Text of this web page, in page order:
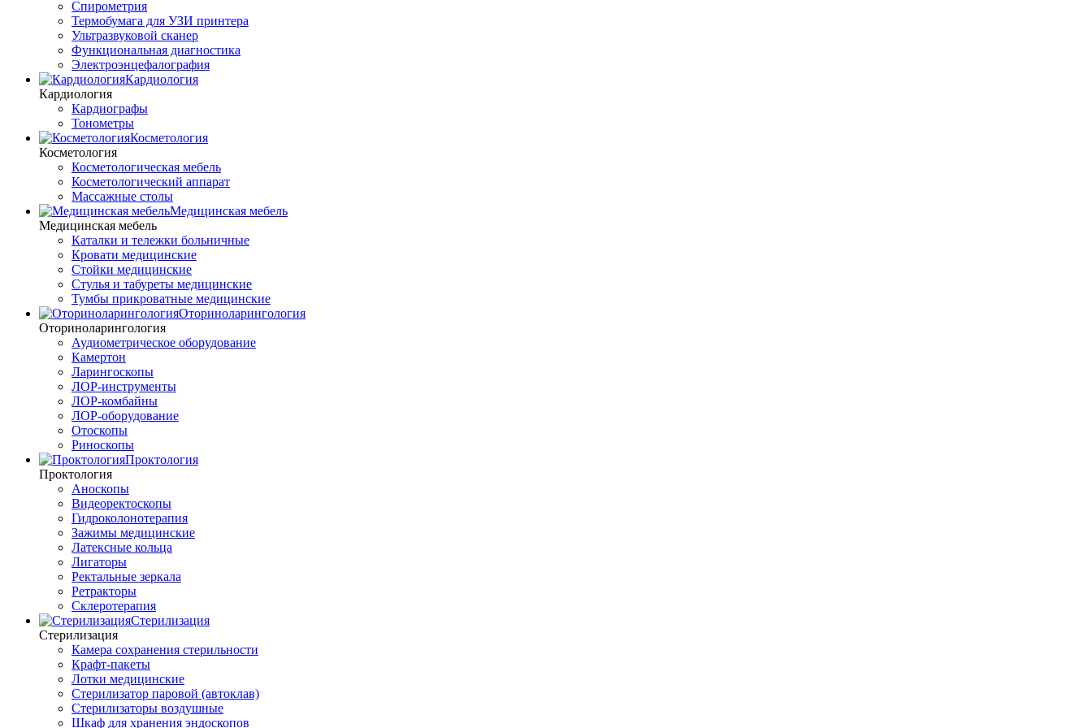
Спирометрия
Термобумага для УЗИ принтера
Ультразвуковой сканер
Функциональная диагностика
Электроэнцефалография
Кардиология
Кардиология
Кардиографы
Тонометры
Косметология
Косметология
Косметологическая мебель
Косметологический аппарат
Массажные столы
Медицинская мебель
Медицинская мебель
Каталки и тележки больничные
Кровати медицинские
Стойки медицинские
Стулья и табуреты медицинские
Тумбы прикроватные медицинские
Оториноларингология
Оториноларингология
Аудиометрическое оборудование
Камертон
Ларингоскопы
ЛОР-инструменты
ЛОР-комбайны
ЛОР-оборудование
Отоскопы
Риноскопы
Проктология
Проктология
Аноскопы
Видеоректоскопы
Гидроколонотерапия
Зажимы медицинские
Латексные кольца
Лигаторы
Ректальные зеркала
Ретракторы
Склеротерапия
Стерилизация
Стерилизация
Камера сохранения стерильности
Крафт-пакеты
Лотки медицинские
Стерилизатор паровой (автоклав)
Стерилизаторы воздушные
Шкаф для хранения эндоскопов